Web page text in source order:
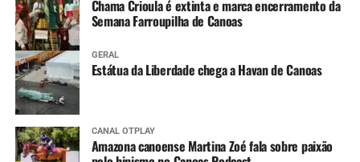
Chama Crioula é extinta e marca encerramento da
Semana Farroupilha de Canoas
GERAL
Estátua da Liberdade chega a Havan de Canoas
CANAL OTPLAY
Amazona canoense Martina Zoé fala sobre paixão